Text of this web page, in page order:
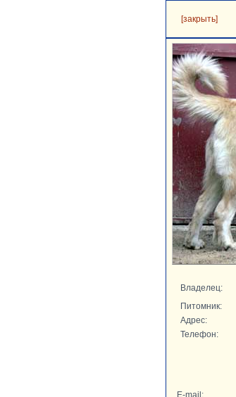
[закрыть]
Владелец:
Питомник:
Адрес:
Телефон:
E-mail: